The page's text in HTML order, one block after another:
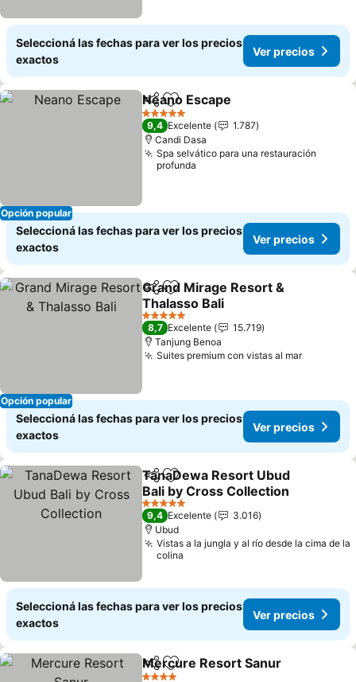
Seleccioná las fechas para ver los precios
exactos
Ver precios
Opción popular
CompartirAñadir a favoritos
Neano Escape
5 Estrellas
9,4 Excelente
1.787
Candi Dasa
Spa selvático para una restauración
profunda
Seleccioná las fechas para ver los precios
exactos
Ver precios
Opción popular
CompartirAñadir a favoritos
Grand Mirage Resort &
Thalasso Bali
Ver precios
5 Estrellas
8,7 Excelente
15.719
Tanjung Benoa
Suites premium con vistas al marVer
Seleccioná las fechas para ver los precios
exactos
Ver precios
Compartir
Añadir a favoritos
TanaDewa Resort Ubud
Bali by Cross Collection
Ver precios
5 Estrellas
9,4 Excelente
3.016
Ubud
Vistas a la jungla y al río desde la cima de la
colina
Seleccioná las fechas para ver los precios
exactos
Ver precios
CompartirAñadir a favoritos
Mercure Resort Sanur